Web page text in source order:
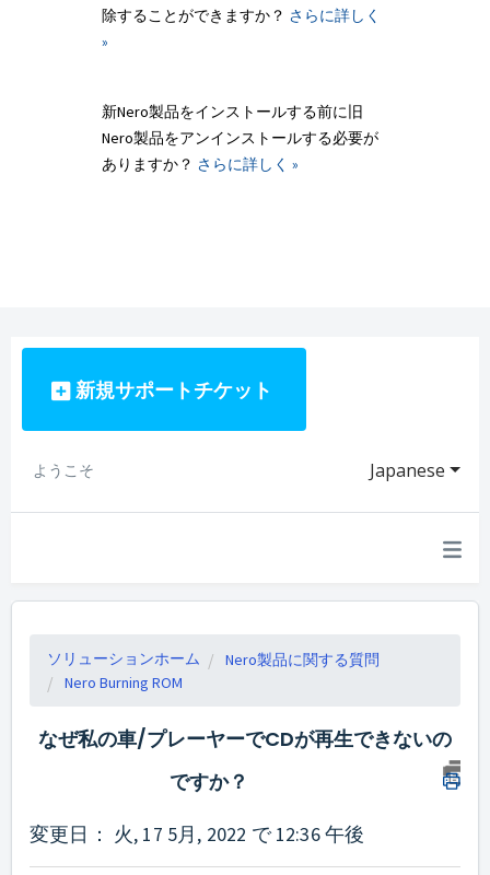
除することができますか？ さらに詳しく
»
新Nero製品をインストールする前に旧
Nero製品をアンインストールする必要が
ありますか？ さらに詳しく »
新規サポートチケット
Japanese
ようこそ
ソリューションホーム
Nero製品に関する質問
Nero Burning ROM
なぜ私の車/プレーヤーでCDが再生できないの
ですか？
変更日： 火, 17 5月, 2022 で 12:36 午後